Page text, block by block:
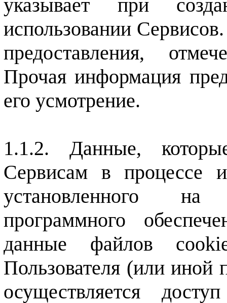
указывает при
использовании
предоставления,
Прочая информация
его усмотрение.
Данные,
Сервисам в процессе
установленного на
программного
данные файлов
Пользователя (или
осуществляется